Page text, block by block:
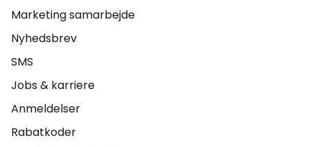
Marketing samarbejde
Nyhedsbrev
SMS
Jobs & karriere
Anmeldelser
Rabatkoder